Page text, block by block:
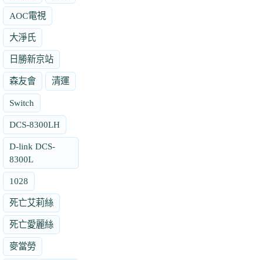
AOC電視
大淨氏
日勝新京站
森友會 清運
Switch
DCS-8300LH
D-link DCS-
8300L
1028
死亡艾莉絲
死亡愛麗絲
麥當勞